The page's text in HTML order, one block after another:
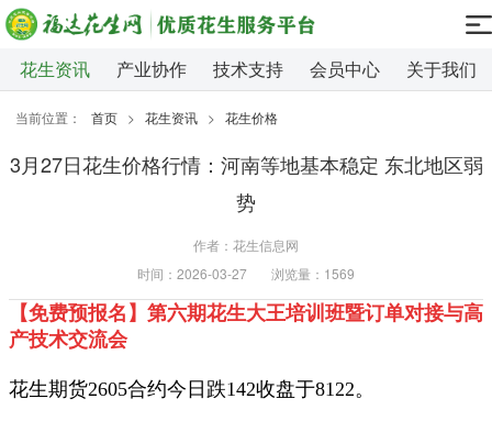
花生资讯 产业协作 技术支持 会员中心 关于我们
当前位置： 首页 > 花生资讯 > 花生价格
3月27日花生价格行情：河南等地基本稳定 东北地区弱
势
作者：花生信息网
时间：2026-03-27
浏览量：1569
【免费预报名】第六期花生大王培训班暨订单对接与高
产技术交流会
花生期货2605合约今日跌142收盘于8122。